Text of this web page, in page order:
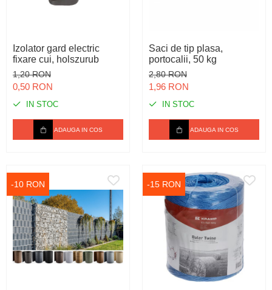
Izolator gard electric
fixare cui, holszurub
1,20 RON
0,50 RON
IN STOC
ADAUGA IN COS
Saci de tip plasa,
portocalii, 50 kg
2,80 RON
1,96 RON
IN STOC
ADAUGA IN COS
-10 RON -15 RON